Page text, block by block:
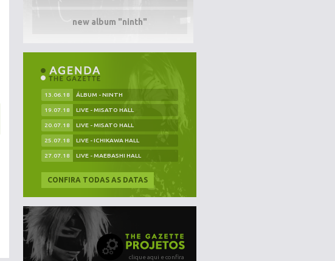
new album "ninth"
13.06.18 ÁLBUM - NINTH
19.07.18 LIVE - MISATO HALL
20.07.18 LIVE - MISATO HALL
25.07.18 LIVE - ICHIKAWA HALL
27.07.18 LIVE - MAEBASHI HALL
CONFIRA TODAS AS DATAS
clique aqui e confira